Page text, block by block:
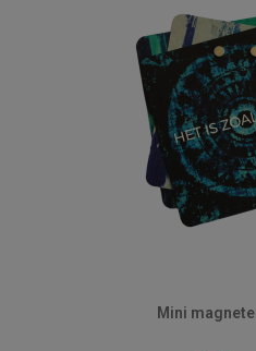
Mini